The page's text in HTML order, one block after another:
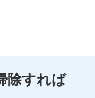
除すれば